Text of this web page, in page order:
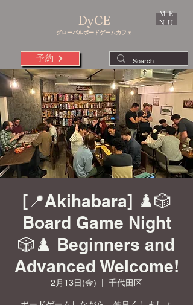
DyCE
グローバルボードゲームカフェ
予約
ME
NU
[📍Akihabara] ♟️🎲
Board Game Night
🎲♟️ Beginners and
Advanced Welcome!
2月13日(金) 千代田区